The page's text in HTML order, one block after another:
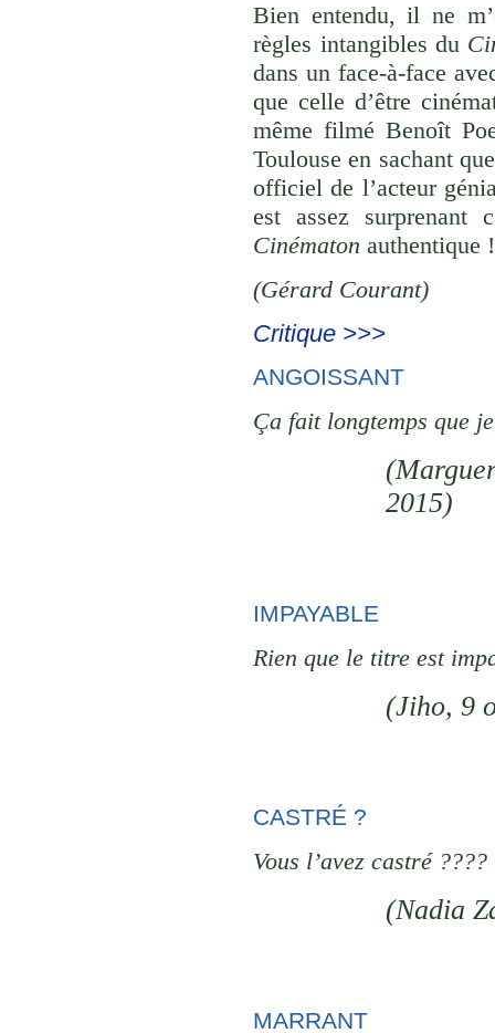
Bien entendu, il ne
règles intangibles du
dans un face-à-face
que celle d’être
même filmé Benoît
Toulouse en sachant
officiel de l’acteur
est assez
Cinématon authentique !
(Gérard Courant)
Critique >>>
ANGOISSANT
Ça fait longtemps que
(
2015)
IMPAYABLE
Rien que le titre est
(Jiho, 9
CASTRÉ ?
Vous l’avez castré ????
(Nadia
MARRANT